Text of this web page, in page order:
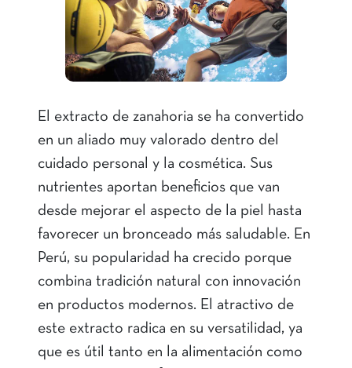
El extracto de zanahoria se ha convertido
en un aliado muy valorado dentro del
cuidado personal y la cosmética. Sus
nutrientes aportan beneficios que van
desde mejorar el aspecto de la piel hasta
favorecer un bronceado más saludable. En
Perú, su popularidad ha crecido porque
combina tradición natural con innovación
en productos modernos. El atractivo de
este extracto radica en su versatilidad, ya
que es útil tanto en la alimentación como